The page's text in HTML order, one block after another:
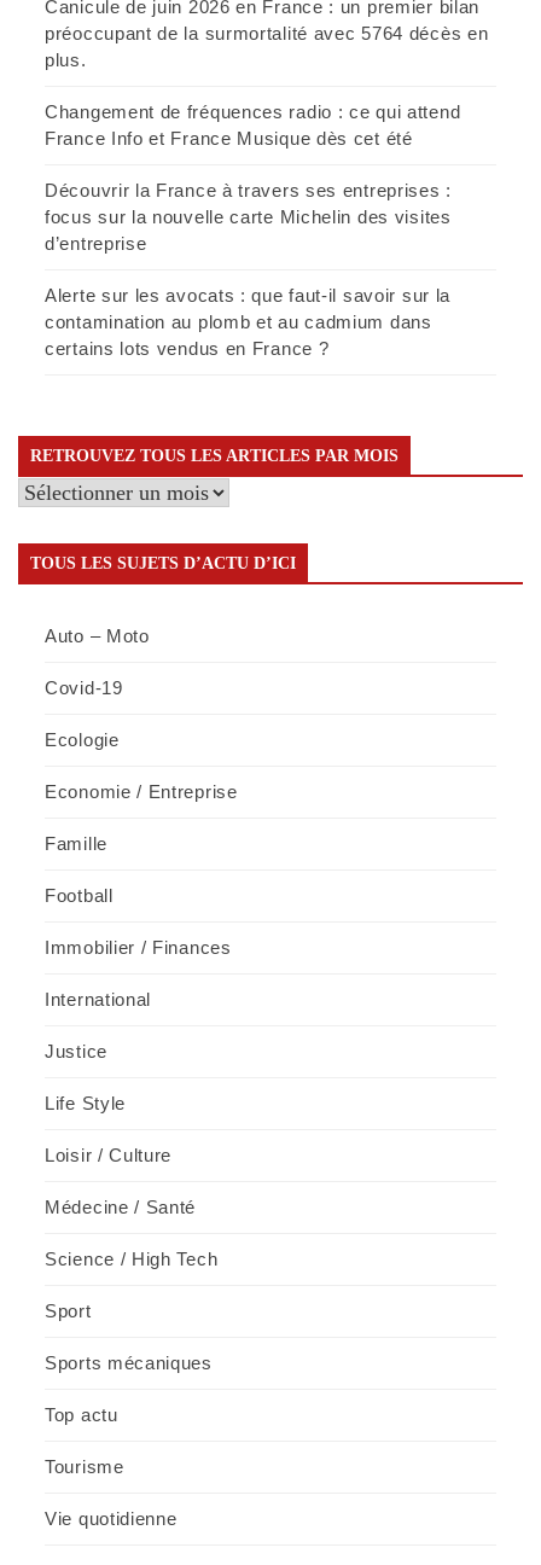
Canicule de juin 2026 en France : un premier bilan
préoccupant de la surmortalité avec 5764 décès en
plus.
Changement de fréquences radio : ce qui attend
France Info et France Musique dès cet été
Découvrir la France à travers ses entreprises :
focus sur la nouvelle carte Michelin des visites
d’entreprise
Alerte sur les avocats : que faut-il savoir sur la
contamination au plomb et au cadmium dans
certains lots vendus en France ?
RETROUVEZ TOUS LES ARTICLES PAR MOIS
Retrouvez
les
articles
TOUS LES SUJETS D’ACTU D’ICI
Auto – Moto
Covid-19
Ecologie
Economie / Entreprise
Famille
Football
Immobilier / Finances
International
Justice
Life Style
Loisir / Culture
Médecine / Santé
Science / High Tech
Sport
Sports mécaniques
Top actu
Tourisme
Vie quotidienne